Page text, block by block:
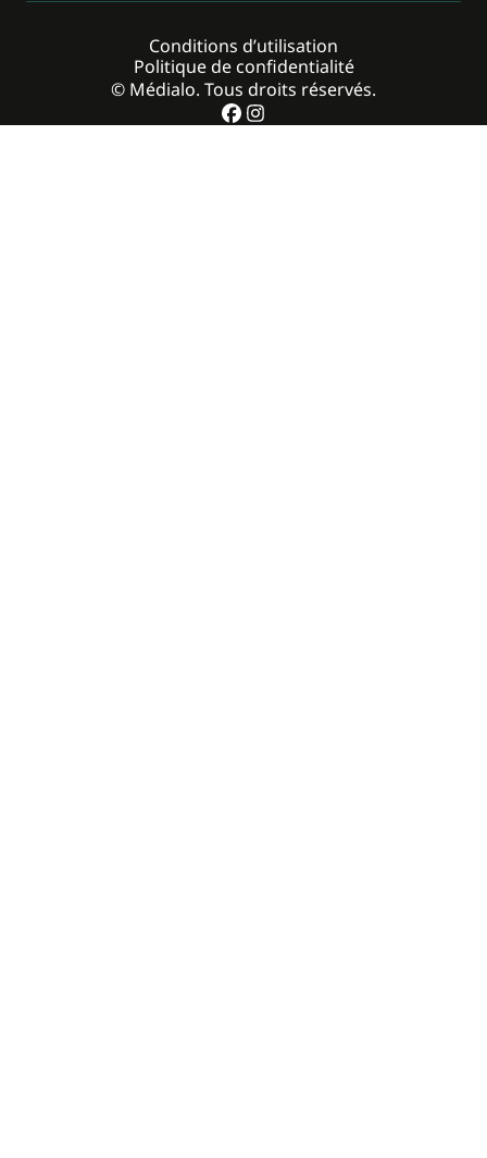
© Médialo. Tous droits réservés.
Conditions d’utilisation
Politique de confidentialité